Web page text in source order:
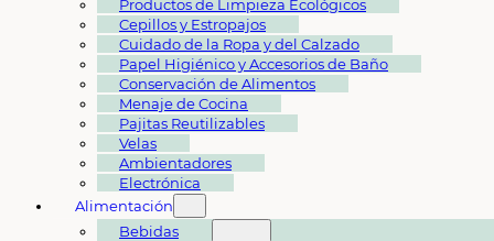
Productos de Limpieza Ecológicos
Cepillos y Estropajos
Cuidado de la Ropa y del Calzado
Papel Higiénico y Accesorios de Baño
Conservación de Alimentos
Menaje de Cocina
Pajitas Reutilizables
Velas
Ambientadores
Electrónica
Alimentación
Bebidas